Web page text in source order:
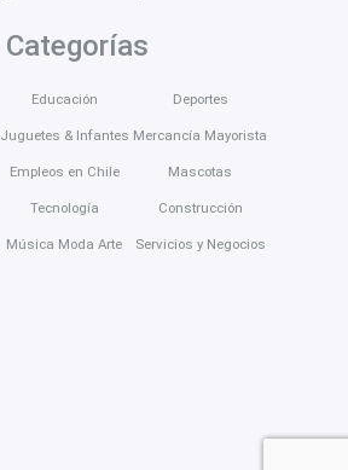
Categorías
Educación
Juguetes & Infantes
Empleos en Chile
Tecnología
Música Moda Arte
Deportes
Mercancía Mayorista
Mascotas
Construcción
Servicios y Negocios